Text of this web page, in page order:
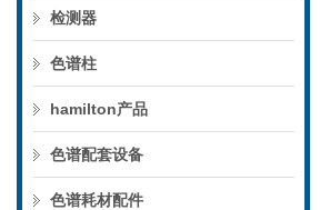
检测器
色谱柱
hamilton产品
色谱配套设备
色谱耗材配件